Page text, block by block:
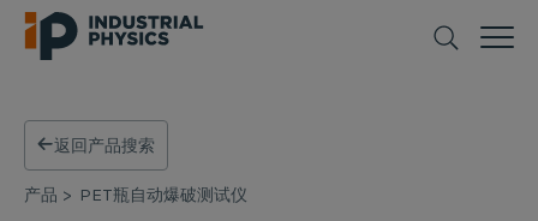
返回产品搜索
产品 > PET瓶自动爆破测试仪